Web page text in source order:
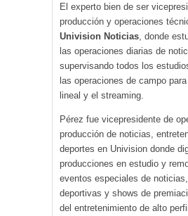
El experto bien de ser
producción y operaciones
Univision Noticias , donde
las operaciones diarias de
supervisando todos los
las operaciones de campo
lineal y el streaming.
Pérez fue vicepresidente de
producción de noticias,
deportes en Univision donde
producciones en estudio y
eventos especiales de
deportivas y shows de
del entretenimiento de alto